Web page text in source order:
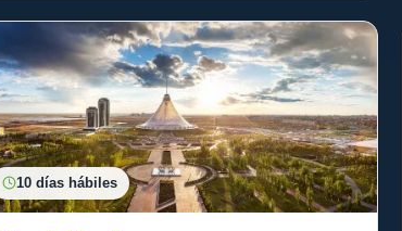
10 días hábiles